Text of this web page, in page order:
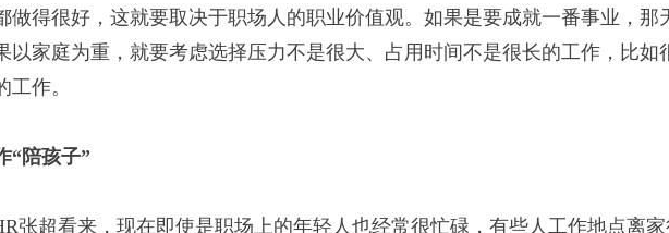
做得很好，这就要取决于职场人的职业价值观。如果是要成就一番事业，那
以家庭为重，就要考虑选择压力不是很大、占用时间不是很长的工作，比如
作。
陪孩子”
超看来，现在即使是职场上的年轻人也经常很忙碌，有些人工作地点离家